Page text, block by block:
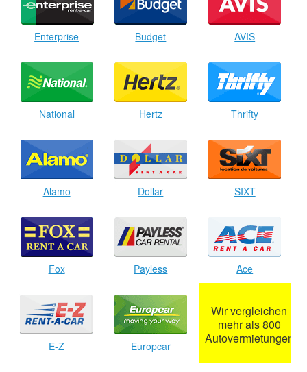
Enterprise Budget AVIS
National Hertz Thrifty
Alamo Dollar SIXT
Fox Payless Ace
E-Z Europcar
Wir vergleichen
mehr als 800
Autovermietungen